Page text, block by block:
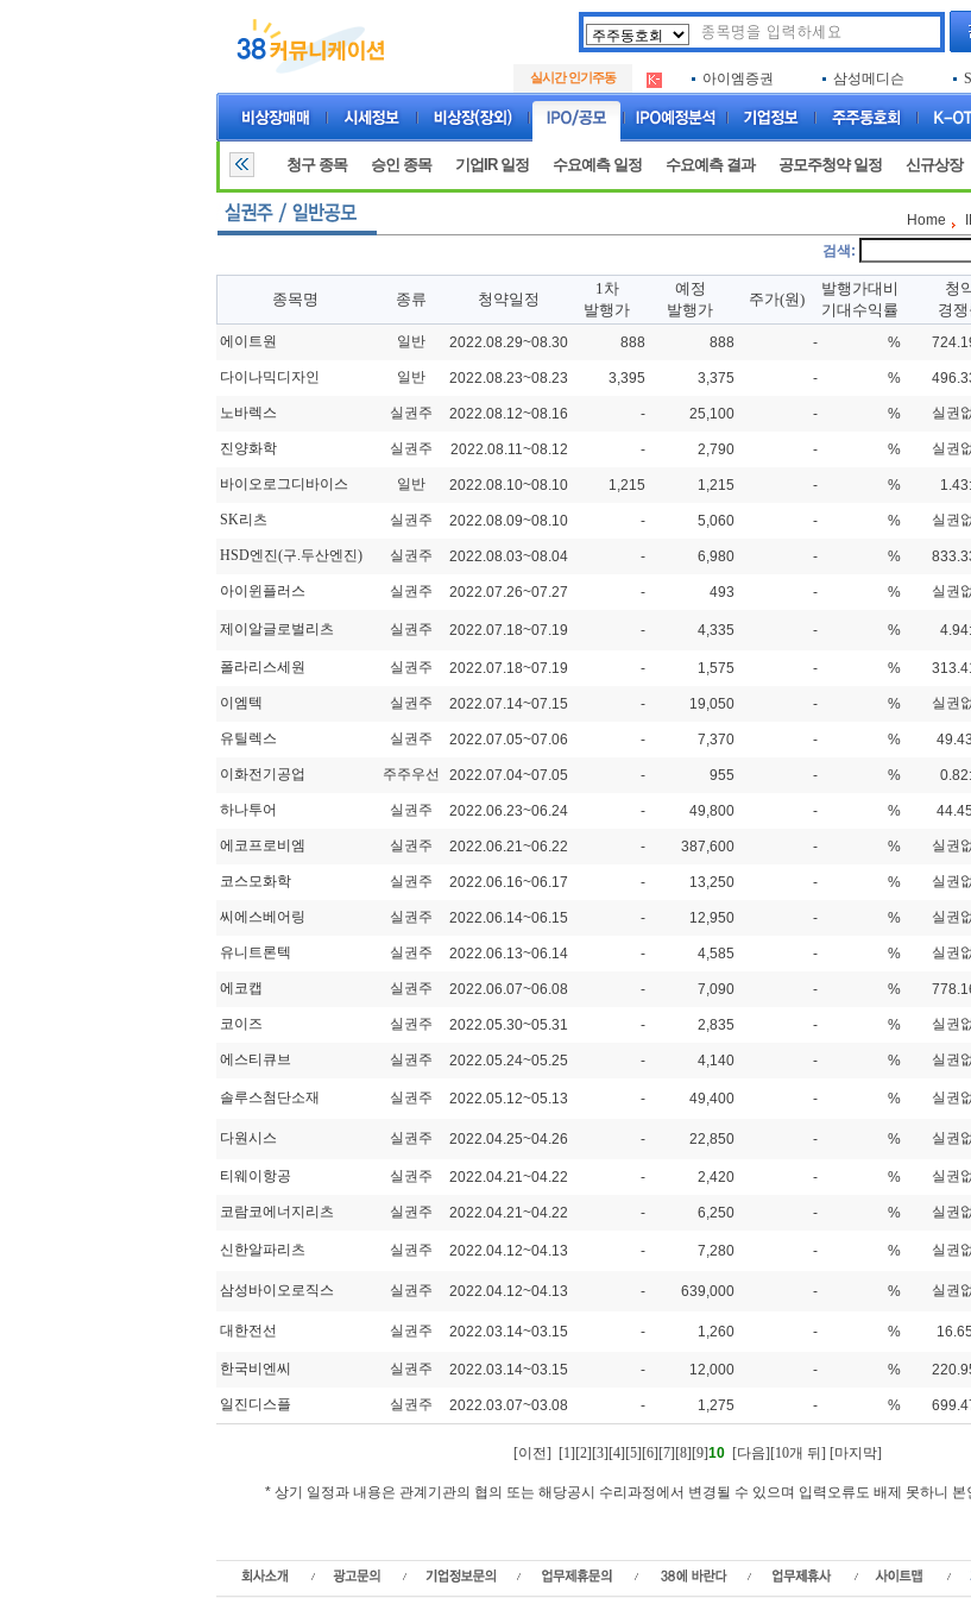
실시간 인기주동
. 아크로스 두나무
아이엠증권 삼성메디슨
.
아크로스 두나무
루켄테크놀러지 아하
청구 종목 승인 종목 기업IR 일정 수요예측 일정 수요예측 결과 공모주청약 일정 신규상장
Home
검색 :
종목명 종류 청약일정
1차
발행가
예정
발행가
주가(원)
발행가대비
기대수익률
청
경쟁
에이트원 일반 2022.08.29~08.30 888 888 - %
다이나믹디자인 일반 2022.08.23~08.23 3,395 3,375 - %
노바렉스 실권주 2022.08.12~08.16 - 25,100 - % 실권
진양화학 실권주 2022.08.11~08.12 - 2,790 - % 실권
바이오로그디바이스 일반 2022.08.10~08.10 1,215 1,215 - %
SK리츠 실권주 2022.08.09~08.10 - 5,060 - % 실권
HSD엔진(구.두산엔진) 실권주 2022.08.03~08.04 - 6,980 - %
아이윈플러스 실권주 2022.07.26~07.27 - 493 - % 실권
제이알글로벌리츠 실권주 2022.07.18~07.19 - 4,335 - %
폴라리스세원
실권주 2022.07.18~07.19 - 1,575 - %
이엠텍 실권주 2022.07.14~07.15 - 19,050 - % 실권
유틸렉스 실권주 2022.07.05~07.06 - 7,370 - %
이화전기공업 주주우선 2022.07.04~07.05 - 955 - %
하나투어 실권주 2022.06.23~06.24 - 49,800 - %
에코프로비엠 실권주 2022.06.21~06.22 - 387,600 - % 실권
코스모화학 실권주 2022.06.16~06.17 - 13,250 - % 실권
씨에스베어링 실권주 2022.06.14~06.15 - 12,950 - % 실권
유니트론텍 실권주 2022.06.13~06.14 - 4,585 - % 실권
에코캡 실권주 2022.06.07~06.08 - 7,090 - %
코이즈 실권주 2022.05.30~05.31 - 2,835 - % 실권
에스티큐브 실권주 2022.05.24~05.25 - 4,140 - % 실권
솔루스첨단소재 실권주 2022.05.12~05.13 - 49,400 - % 실권
다원시스
실권주 2022.04.25~04.26 - 22,850 - % 실권
티웨이항공
실권주 2022.04.21~04.22 - 2,420 - % 실권
코람코에너지리츠 실권주 2022.04.21~04.22 - 6,250 - % 실권
신한알파리츠 실권주 2022.04.12~04.13 - 7,280 - % 실권
삼성바이오로직스
실권주 2022.04.12~04.13 - 639,000 - % 실권
대한전선
실권주 2022.03.14~03.15 - 1,260 - %
한국비엔씨
실권주 2022.03.14~03.15 - 12,000 - %
일진디스플 실권주 2022.03.07~03.08 - 1,275 - %
[이전] [1][2][3][4][5][6][7][8][9]10 [다음][10개 뒤] [마지막]
* 상기 일정과 내용은 관계기관의 협의 또는 해당공시 수리과정에서 변경될 수 있으며 입력오류도 배제 못하니